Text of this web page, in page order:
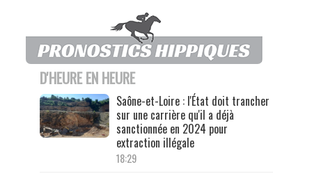
D'HEURE EN HEURE
Saône-et-Loire : l'État doit trancher
sur une carrière qu'il a déjà
sanctionnée en 2024 pour
extraction illégale
18:29